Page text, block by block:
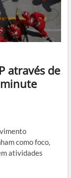
através de
como foco,
atividades